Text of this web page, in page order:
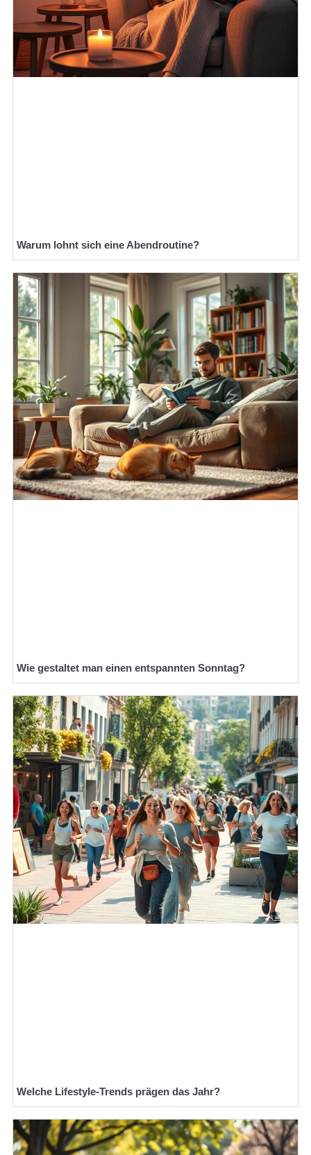
Warum lohnt sich eine Abendroutine?
Wie gestaltet man einen entspannten Sonntag?
Welche Lifestyle-Trends prägen das Jahr?